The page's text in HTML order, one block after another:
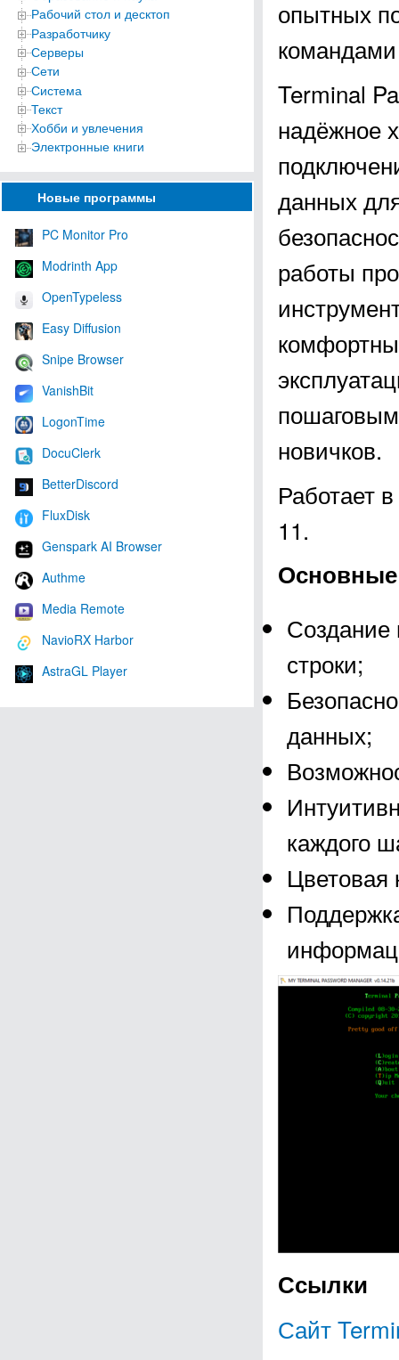
Рабочий стол и десктоп
Разработчику
Серверы
Сети
Система
Текст
Хобби и увлечения
Электронные книги
Новые программы
PC Monitor Pro
Modrinth App
OpenTypeless
Easy Diffusion
Snipe Browser
VanishBit
LogonTime
DocuClerk
BetterDiscord
FluxDisk
Genspark AI Browser
Authme
Media Remote
NavioRX Harbor
AstraGL Player
опытных
Terminal
надёжное
данных
работы
новичков.
Работает
11.
Основные
Создание
строки;
данных;
каждого
Цветовая
Ссылки
Сайт